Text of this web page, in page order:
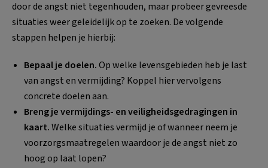
door de angst niet tegenhouden, maar probeer gevreesde
situaties weer geleidelijk op te zoeken. De volgende
stappen helpen je hierbij:
Bepaal je doelen.Op welke levensgebieden heb je last
van angst en vermijding? Koppel hier vervolgens
concrete doelen aan.
Breng je vermijdings- en veiligheidsgedragingen in
kaart.Welke situaties vermijd je of wanneer neem je
voorzorgsmaatregelen waardoor je de angst niet zo
hoog op laat lopen?